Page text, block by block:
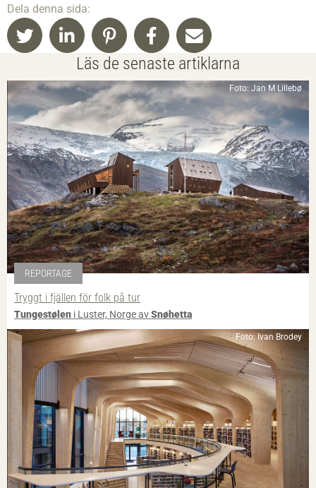
Dela denna sida:
Läs de senaste artiklarna
Foto: Jan M Lillebø
REPORTAGE
Tryggt i fjällen för folk på tur
Tungestølen i Luster, Norge avSnøhetta
Foto: Ivan Brodey